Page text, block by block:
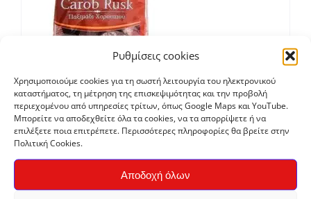
Ρυθμίσεις cookies
Χρησιμοποιούμε cookies για τη σωστή λειτουργία του ηλεκτρονικού
καταστήματος, τη μέτρηση της επισκεψιμότητας και την προβολή
περιεχομένου από υπηρεσίες τρίτων, όπως Google Maps και YouTube.
Μπορείτε να αποδεχθείτε όλα τα cookies, να τα απορρίψετε ή να
επιλέξετε ποια επιτρέπετε. Περισσότερες πληροφορίες θα βρείτε στην
Πολιτική Cookies.
Αποδοχή όλων
Παξιμαδακι Χαρουπιού
€3,90